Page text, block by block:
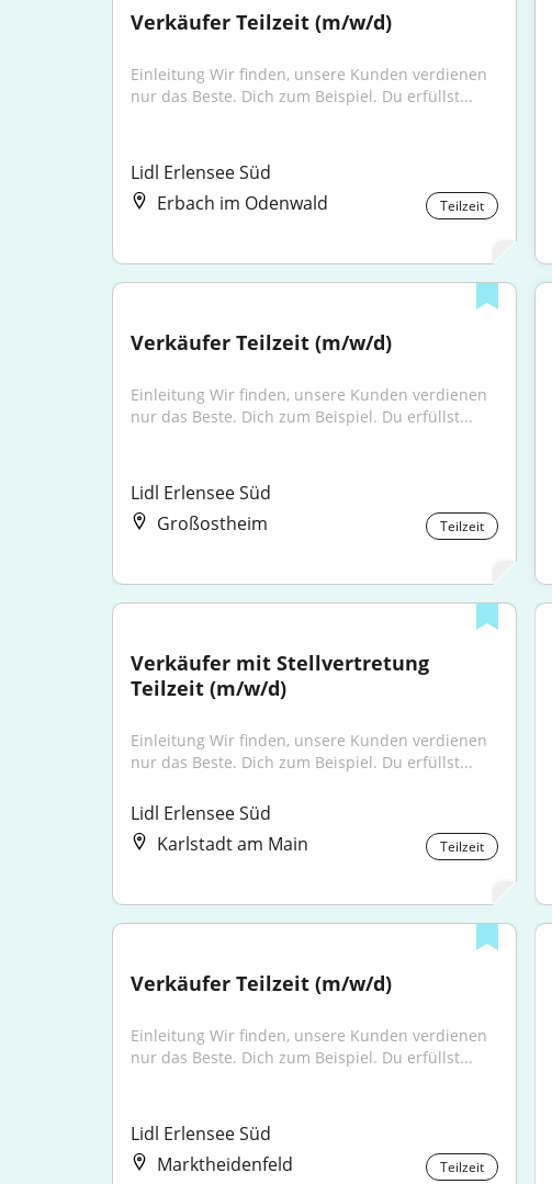
Verkäufer Teilzeit (m/w/d)
Einleitung Wir finden, unsere Kunden verdienen
nur das Beste. Dich zum Beispiel. Du erfüllst...
Lidl Erlensee Süd
Erbach im Odenwald
Teilzeit
Verkäufer Teilzeit (m/w/d)
Einleitung Wir finden, unsere Kunden verdienen
nur das Beste. Dich zum Beispiel. Du erfüllst...
Lidl Erlensee Süd
Großostheim
Teilzeit
Verkäufer mit Stellvertretung
Teilzeit (m/w/d)
Einleitung Wir finden, unsere Kunden verdienen
nur das Beste. Dich zum Beispiel. Du erfüllst...
Lidl Erlensee Süd
Karlstadt am Main
Teilzeit
Verkäufer Teilzeit (m/w/d)
Einleitung Wir finden, unsere Kunden verdienen
nur das Beste. Dich zum Beispiel. Du erfüllst...
Lidl Erlensee Süd
Marktheidenfeld
Teilzeit